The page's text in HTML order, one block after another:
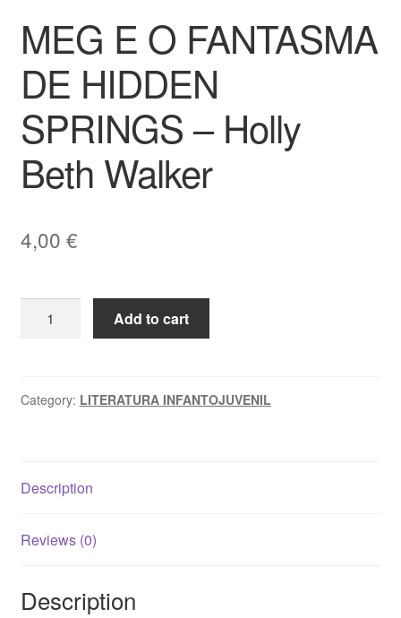
MEG E O FANTASMA
DE HIDDEN
SPRINGS – Holly
Beth Walker
4,00 €
DE
Holly
Walker
Add to cart
Category: LITERATURA INFANTOJUVENIL
Description
Reviews (0)
Description